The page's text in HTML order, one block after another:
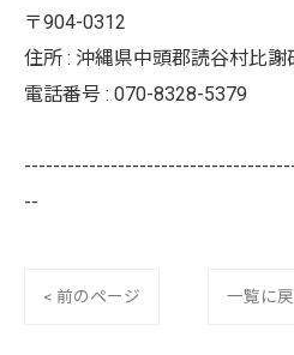
〒904-0312
住所 : 沖縄県中頭郡読谷村比
電話番号 : 070-8328-5379
--
< 前のページ 一覧に